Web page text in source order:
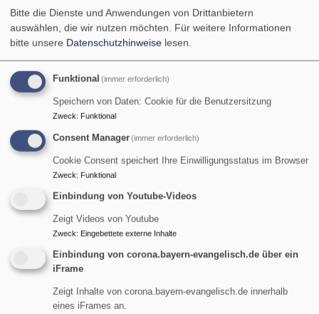
Wir freuen uns auf
Pfarrerin Christine Hemmeter-
TaxisundPfarrer Hans-Georg Taxis ab Septemberin
unserer Gemeinde.
Weiterlesen
Vorösterliche
Freude
.
.
Fastenaktion 2026:
„Füreinander einstehen in
Europa“
elkb.de
in Europa“
während der
über die eigenen
Bitte die Dienste und Anwendungen von Drittanbietern
auswählen, die wir nutzen möchten. Für weitere Informationen
bitte unsere Datenschutzhinweise lesen.
Funktional (immer erforderlich)
Speichern von Daten: Cookie für die Benutzersitzung
Zweck: Funktional
Consent Manager(immer erforderlich)
Cookie Consent speichert Ihre Einwilligungsstatus im Browser
Zweck: Funktional
Einbindung von Youtube-Videos
Zeigt Videos von Youtube
Zweck: Eingebettete externe Inhalte
Einbindung von corona.bayern-evangelisch.de über ein
iFrame
Zeigt Inhalte von corona.bayern-evangelisch.de innerhalb
eines iFrames an.